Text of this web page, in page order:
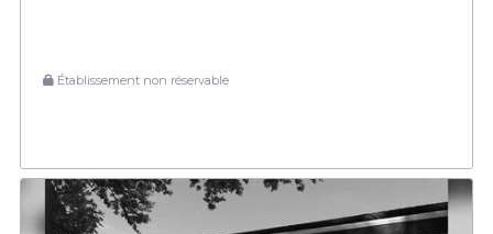
Établissement non réservable